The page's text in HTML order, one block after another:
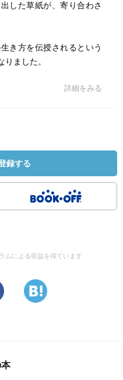
した草紙が、寄り合わさ
き方を伝授されるという
ました。
詳細をみる
録する
ムによる収益を得ています